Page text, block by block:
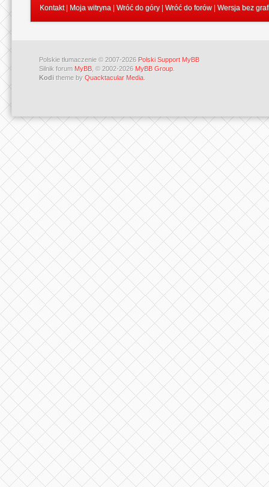
Kontakt| Moja witryna Wróć do góry| Wróć do forów| Wersja bez
Polskie tłumaczenie © 2007-2026 Polski Support MyBB
Silnik forum MyBB , © 2002-2026 MyBB Group
Kodi theme by Quacktacular Media